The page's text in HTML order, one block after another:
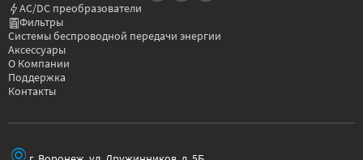
AC/DC преобразователи
Фильтры
Системы беспроводной передачи энергии
Аксессуары
О Компании
Поддержка
Контакты